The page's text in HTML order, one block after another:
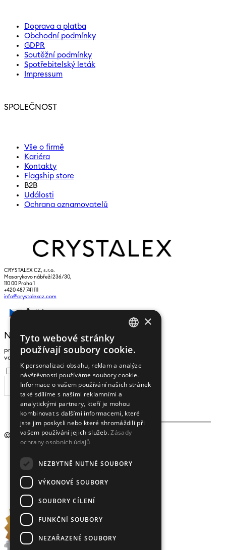
Doprava a platba
Obchodní podmínky
GDPR
Soutěžní podmínky
Spotřebitelský leták
Impressum
SPOLEČNOST
Vše o firmě
Kariéra
Kontakty
Flagship store
B2B
Události
Ochrana oznamovatelů
CRYSTALEX CZ, s.r.o.
Masarykovo nábřeží 236/30,
110 00 Praha 1
+420 487 741 111
info@crystalexcz.com
NEWSLETTER
pro zasílání zpráv a novinek zadejte prosím
vaši e-mailovou adresu
Souhlasím se zpracováním osobních údajů
ODEBÍRAT
© 2009 - 2026Crystalex CZ, s.r.o.
×
Tyto webové stránky
používají soubory cookie.
K personalizaci obsahu, reklam a analýze
návštěvnosti používáme soubory cookie.
Informace o vašem používání našich stránek
také sdílíme s našimi reklamními a
analytickými partnery, kteří je mohou
kombinovat s dalšími informacemi, které
jste jim poskytli nebo které shromáždili při
vašem používání jejich služeb.Zásady
ochrany osobních údajů
NEZBYTNĚ NUTNÉ SOUBORY
VÝKONOVÉ SOUBORY
SOUBORY CÍLENÍ
FUNKČNÍ SOUBORY
NEZAŘAZENÉ SOUBORY